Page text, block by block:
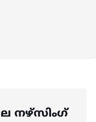
നഴ്‌സിംഗ്